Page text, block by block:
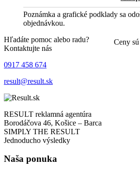
Poznámka a grafické podklady sa
objednávkou.
Ceny
Hľadáte pomoc alebo radu?
Kontaktujte nás
0917 458 674
result@result.sk
RESULT reklamná agentúra
Borodáčova 46, Košice – Barca
SIMPLY THE RESULT
Jednoducho výsledky
Naša ponuka